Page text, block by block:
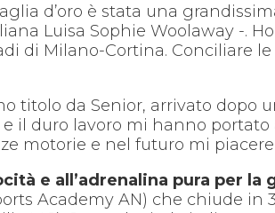
d’oro è stata una
Luisa Sophie Woolaway -.
di Milano-Cortina. Conciliare
titolo da Senior, arrivato dopo
il duro lavoro mi hanno
motorie e nel futuro mi
e all’adrenalina pura per la
Academy AN) che chiude in